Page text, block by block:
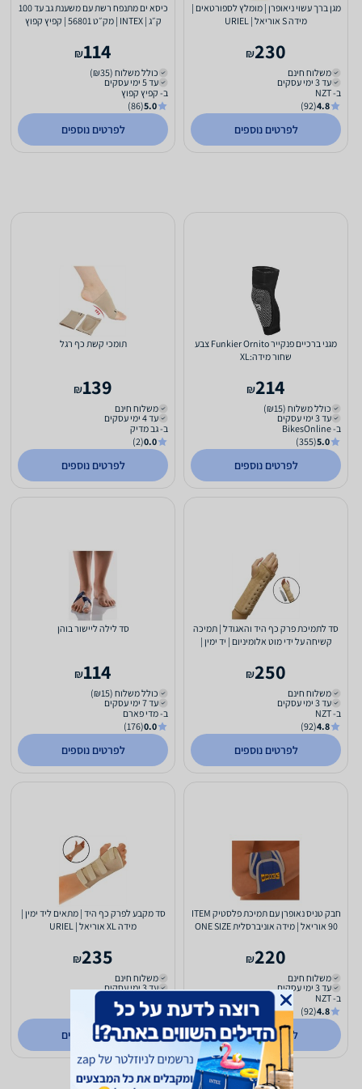
מגן ברך עשוי ניאופרן | מומלץ לספורטאים |
מידה S אוריאל | URIEL
230
₪
משלוח חינם
עד 3 ימי עסקים
ב- NZT
4.8
(92)
לפרטים נוספים
כיסא ים מתנפח רשת עם משענת גב ‎עד 100‎
ק״ג | INTEX | מק״ט ‎56801‎ | קפיץ קפוץ
114
₪
כולל משלוח (₪35)
עד 5 ימי עסקים
ב- קפיץ קפוץ
5.0
(86)
לפרטים נוספים
מגני ברכיים פנקייר Funkier Ornito צבע
שחור מידה:XL
214
₪
כולל משלוח (₪15)
עד 3 ימי עסקים
ב- BikesOnline
5.0
(355)
לפרטים נוספים
תומכי קשת כף רגל
139
₪
משלוח חינם
עד 4 ימי עסקים
ב- גב מדיק
0.0
(2)
לפרטים נוספים
סד לתמיכת פרק כף היד והאגודל | תמיכה
קשיחה על ידי מוט אלומיניום | יד ימין |
250
₪
משלוח חינם
עד 3 ימי עסקים
ב- NZT
4.8
(92)
לפרטים נוספים
סד לילה ליישור בוהן
114
₪
כולל משלוח (₪15)
עד 7 ימי עסקים
ב- מדי פארם
0.0
(176)
לפרטים נוספים
חבק טניס נאופרן עם תמיכת פלסטיק ITEM
90 אוריאל | מידה אוניברסלית ONE SIZE
220
₪
משלוח חינם
עד 3 ימי עסקים
ב- NZT
4.8
(92)
לפרטים נוספים
סד מקבע לפרק כף היד | מתאים ליד ימין |
מידה XL אוריאל | URIEL
235
₪
משלוח חינם
עד 3 ימי עסקים
ב- טעם טבע של גיל
2.1
(10)
לפרטים נוספים